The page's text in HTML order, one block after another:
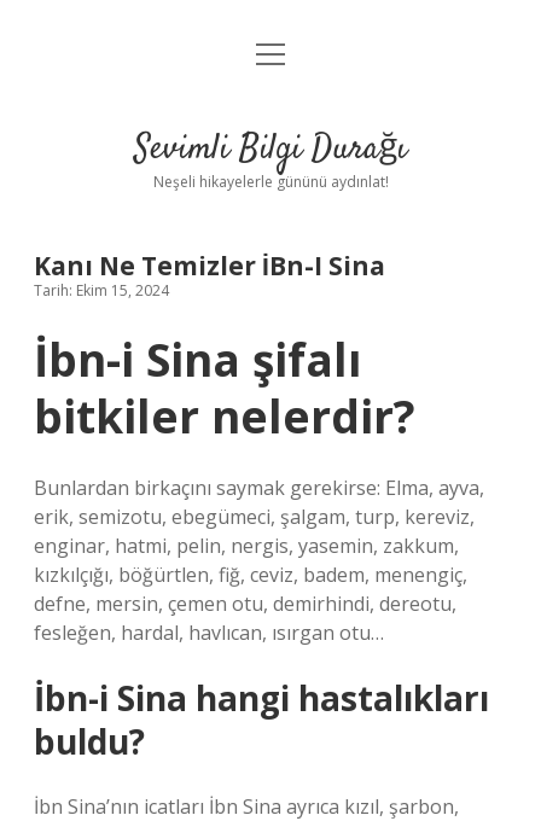
Anasayfa
Yasal Uyarı
menüyü
Sevimli Bilgi Durağı
Neşeli hikayelerle gününü aydınlat!
Kanı Ne Temizler İBn-I Sina
Tarih: Ekim 15, 2024
İbn-i Sina şifalı
bitkiler nelerdir?
Bunlardan birkaçını saymak gerekirse: Elma, ayva,
erik, semizotu, ebegümeci, şalgam, turp, kereviz,
enginar, hatmi, pelin, nergis, yasemin, zakkum,
kızkılçığı, böğürtlen, fiğ, ceviz, badem, menengiç,
defne, mersin, çemen otu, demirhindi, dereotu,
fesleğen, hardal, havlıcan, ısırgan otu…
İbn-i Sina hangi hastalıkları
buldu?
İbn Sina’nın icatları İbn Sina ayrıca kızıl, şarbon,